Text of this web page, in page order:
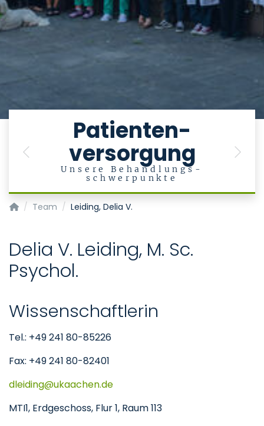
Patienten-
versorgung
Unsere Behandlungs-
schwerpunkte
Previous Next
Klinik für Psychiatrie, Psychotherapie und Psychosomatik
Team Leiding, Delia V.
Delia V. Leiding, M. Sc.
Psychol.
Wissenschaftlerin
Tel.: +49 241 80-85226
Fax: +49 241 80-82401
dleiding
ukaachende
MTI1, Erdgeschoss, Flur 1, Raum 113